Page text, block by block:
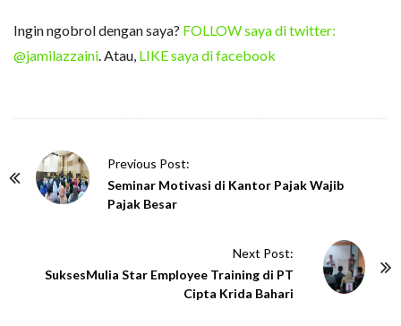
Ingin ngobrol dengan saya? FOLLOW saya di twitter:
@jamilazzaini. Atau, LIKE saya di facebook
Previous Post:
Seminar Motivasi di Kantor Pajak Wajib
Pajak Besar
Next Post:
SuksesMulia Star Employee Training di PT
Cipta Krida Bahari